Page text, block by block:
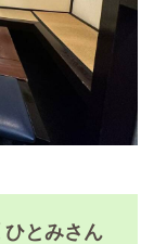
とみさん